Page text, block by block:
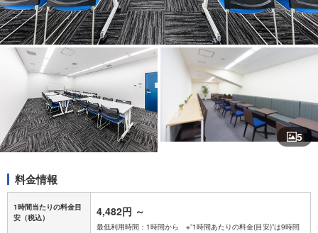
5
料金情報
1時間当たりの料金目
安 （税込） 4,482円 ～
最低利用時間：1時間から ※”1時間あたりの料金(目安)”は9時間